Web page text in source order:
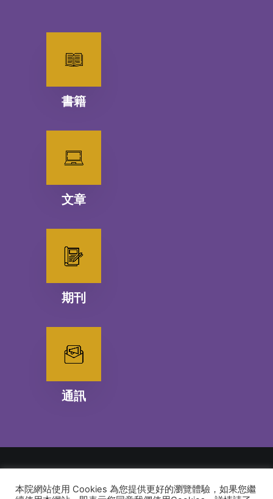
書籍
文章
期刊
通訊
© 2026 建道神學院Alliance Bible Seminary. All rights reserved
本院網站使用 Cookies 為您提供更好的瀏覽體驗，如果您繼